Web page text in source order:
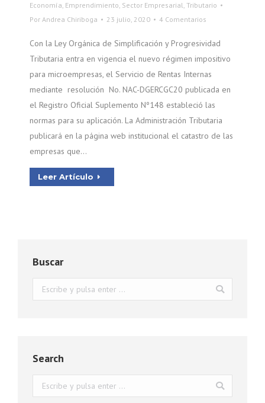
Economía, Emprendimiento, Sector Empresarial, Tributario
Por Andrea Chiriboga 23 julio, 2020 4 Comentarios
Con la Ley Orgánica de Simplificación y Progresividad
Tributaria entra en vigencia el nuevo régimen impositivo
para microempresas, el Servicio de Rentas Internas
mediante resolución No. NAC-DGERCGC20 publicada en
el Registro Oficial Suplemento Nº148 estableció las
normas para su aplicación. La Administración Tributaria
publicará en la página web institucional el catastro de las
empresas que…
Leer Artículo
Buscar
Buscar:
Search
Buscar: